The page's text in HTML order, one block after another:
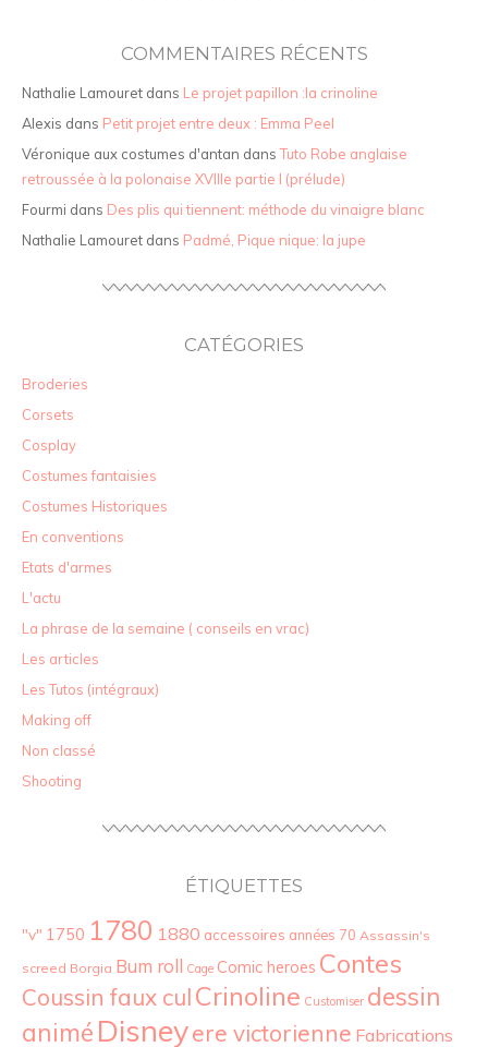
COMMENTAIRES RÉCENTS
Nathalie Lamouret dans Le projet papillon :la crinoline
Alexis dans Petit projet entre deux : Emma Peel
Véronique aux costumes d'antan dansTuto Robe anglaise
retroussée à la polonaise XVIIIe partie I (prélude)
Fourmi dans Des plis qui tiennent: méthode du vinaigre blanc
Nathalie Lamouret dans Padmé, Pique nique: la jupe
CATÉGORIES
Broderies
Corsets
Cosplay
Costumes fantaisies
Costumes Historiques
En conventions
Etats d'armes
L'actu
La phrase de la semaine ( conseils en vrac)
Les articles
Les Tutos (intégraux)
Making off
Non classé
Shooting
ÉTIQUETTES
"v" 1750 1780 1880 accessoires années 70 Assassin's
screed Borgia Bum roll Cage Comic heroes Contes
Coussin faux culCrinoline Customiser dessin
animé Disneyere victorienne Fabrications